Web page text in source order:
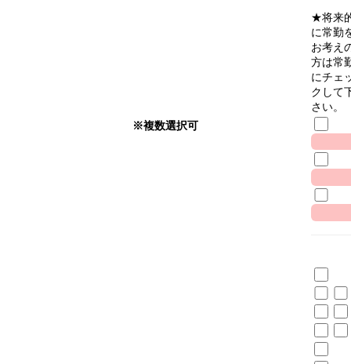
※複数選択可
★将来
に常勤
お考え
方は常
にチェ
クして
さい。